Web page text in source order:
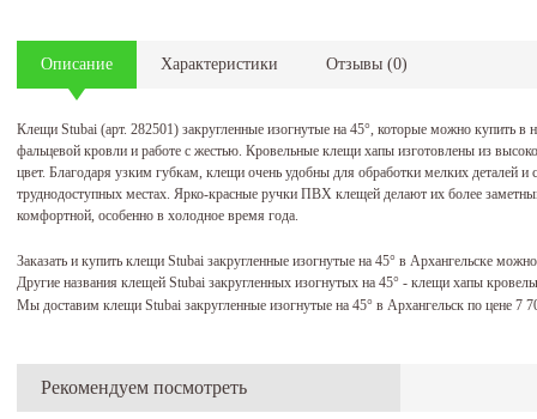
Описание Характеристики Отзывы (0)
Клещи Stubai (арт. 282501) закругленные изогнутые на 45°, которые можно купить в
фальцевой кровли и работе с жестью. Кровельные клещи хапы изготовлены из
цвет. Благодаря узким губкам, клещи очень удобны для обработки мелких деталей
труднодоступных местах. Ярко-красные ручки ПВХ клещей делают их более
комфортной, особенно в холодное время года.
Заказать и купить клещи Stubai закругленные изогнутые на 45° в Архангельске
Другие названия клещей Stubai закругленных изогнутых на 45° - клещи хапы
Мы доставим клещи Stubai закругленные изогнутые на 45° в Архангельск по цене 7
Рекомендуем посмотреть